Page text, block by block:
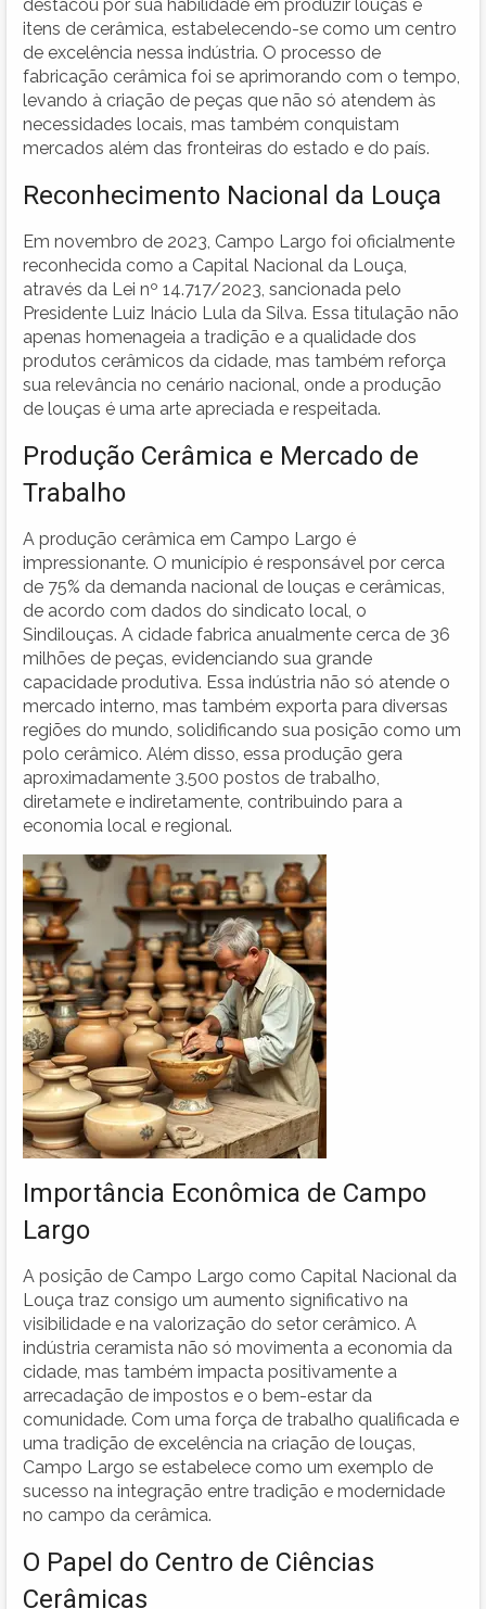
destacou por sua habilidade em produzir louças e
itens de cerâmica, estabelecendo-se como um centro
de excelência nessa indústria. O processo de
fabricação cerâmica foi se aprimorando com o tempo,
levando à criação de peças que não só atendem às
necessidades locais, mas também conquistam
mercados além das fronteiras do estado e do país.
Reconhecimento Nacional da Louça
Em novembro de 2023, Campo Largo foi oficialmente
reconhecida como a Capital Nacional da Louça,
através da Lei nº 14.717/2023, sancionada pelo
Presidente Luiz Inácio Lula da Silva. Essa titulação não
apenas homenageia a tradição e a qualidade dos
produtos cerâmicos da cidade, mas também reforça
sua relevância no cenário nacional, onde a produção
de louças é uma arte apreciada e respeitada.
Produção Cerâmica e Mercado de
Trabalho
A produção cerâmica em Campo Largo é
impressionante. O município é responsável por cerca
de 75% da demanda nacional de louças e cerâmicas,
de acordo com dados do sindicato local, o
Sindilouças. A cidade fabrica anualmente cerca de 36
milhões de peças, evidenciando sua grande
capacidade produtiva. Essa indústria não só atende o
mercado interno, mas também exporta para diversas
regiões do mundo, solidificando sua posição como um
polo cerâmico. Além disso, essa produção gera
aproximadamente 3.500 postos de trabalho,
diretamete e indiretamente, contribuindo para a
economia local e regional.
Importância Econômica de Campo
Largo
A posição de Campo Largo como Capital Nacional da
Louça traz consigo um aumento significativo na
visibilidade e na valorização do setor cerâmico. A
indústria ceramista não só movimenta a economia da
cidade, mas também impacta positivamente a
arrecadação de impostos e o bem-estar da
comunidade. Com uma força de trabalho qualificada e
uma tradição de excelência na criação de louças,
Campo Largo se estabelece como um exemplo de
sucesso na integração entre tradição e modernidade
no campo da cerâmica.
O Papel do Centro de Ciências
Cerâmicas